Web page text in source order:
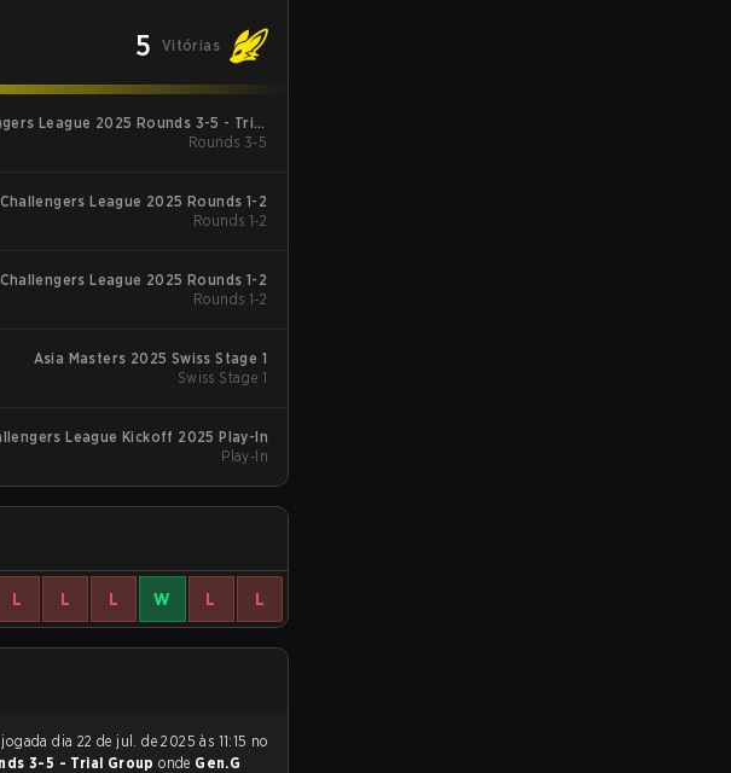
5 Vitórias
League 2025 Rounds 3-5 - Trial
Group
Rounds 3-5
Challengers League 2025 Rounds 1-2
Rounds 1-2
Challengers League 2025 Rounds 1-2
Rounds 1-2
Asia Masters 2025 Swiss Stage 1
Swiss Stage 1
League Kickoff 2025 Play-In
Play-In
L L L W L L
dia 22 de jul. de 2025 às 11:15 no
3-5 - Trial Grouponde Gen.G